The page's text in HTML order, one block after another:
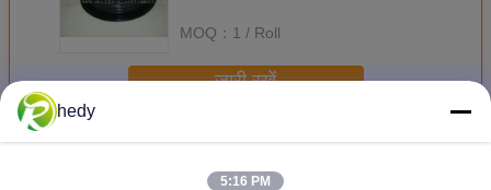
MOQ： 1 / Roll
जारी रखें
अधिकविशेष फिलामेंट
hedy
5:16 PM